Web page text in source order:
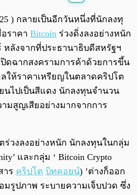
0:00/
) กลายเป็นอีกวันหนึ่งที่นักลงทุ
ราคา Bitcoin ร่วงดิ่งลงอย่างหนัก
หลังจากที่ประธานาธิบดีสหรัฐฯ
ดฉากสงครามการค้าด้วยการขึ้น
ให้ราคาเหรียญในตลาดคริปโต
นไปเป็นสีแดง นักลงทุนจำนวน
มสูญเสียอย่างมากจากการ
ร่วงลงอย่างหนัก นักลงทุนในกลุ่ม
และกลุ่ม ‘ Bitcoin Crypto
าร คริปโต บิทคอยน์) ’ต่างก็ออก
รูปภาพ ระบายความเจ็บปวด ซึ่ง